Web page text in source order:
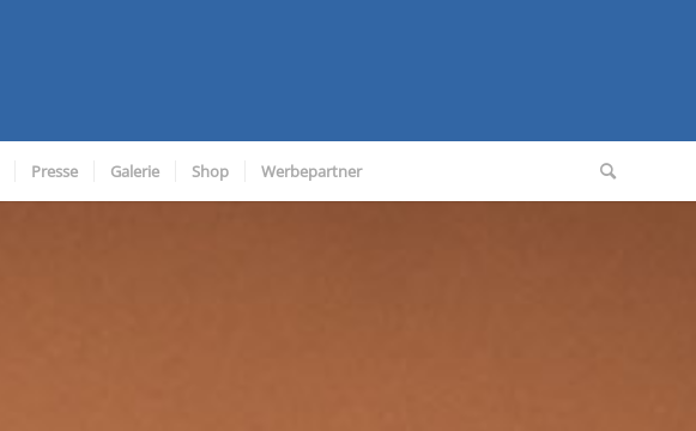
Presse Galerie Shop Werbepartner